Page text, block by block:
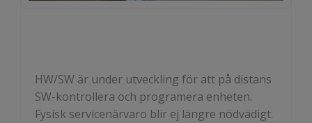
HW/SW är under utveckling för att på distans
SW-kontrollera och programera enheten.
Fysisk servicenärvaro blir ej längre nödvädigt.